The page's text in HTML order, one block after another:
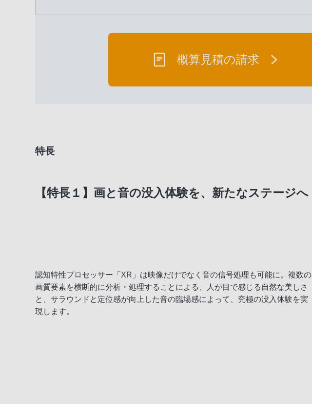
概算見積の請求
特長
【特長１】画と音の没入体験を、新たなステージへ
認知特性プロセッサー「XR」は映像だけでなく音の信号処理も可能に。複数の
画質要素を横断的に分析・処理することによる、人が目で感じる自然な美しさ
と、サラウンドと定位感が向上した音の臨場感によって、究極の没入体験を実
現します。